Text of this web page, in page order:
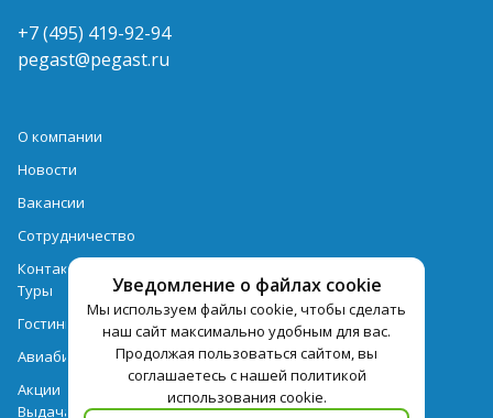
Уведомление о файлах cookie
Мы используем файлы cookie, чтобы сделать
наш сайт максимально удобным для вас.
Продолжая пользоваться сайтом, вы
соглашаетесь с нашей политикой
использования cookie.
+7 (495) 419-92-94
pegast@pegast.ru
О компании
Новости
Вакансии
Сотрудничество
Контактная информация
Туры
Гостиницы
Авиабилеты
Акции
Выдача документов